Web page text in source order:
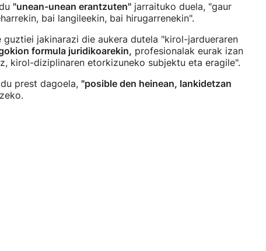
"unean-unean erantzuten" jarraituko duela, "gaur
bai langileekin, bai hirugarrenekin".
guztiei jakinarazi die aukera dutela "kirol-jardueraren
formula juridikoarekin, profesionalak eurak izan
kirol-diziplinaren etorkizuneko subjektu eta eragile".
prest dagoela, "posible den heinean, lankidetzan